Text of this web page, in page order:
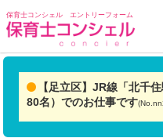
保育士コンシェル エントリーフォーム
【足立区】JR線「北千
80名）でのお仕事です